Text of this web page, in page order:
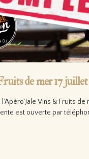
de mer 17
Vins & Fruits de
est ouverte par